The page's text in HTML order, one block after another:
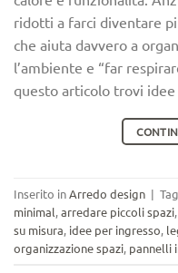
ridotti a farci diventare
che aiuta davvero a
l’ambiente e “far
questo articolo trovi
Inserito inArredo design |
minimal,arredare piccoli spazi,
su misura, idee per ingresso,
organizzazione spazi, pannelli